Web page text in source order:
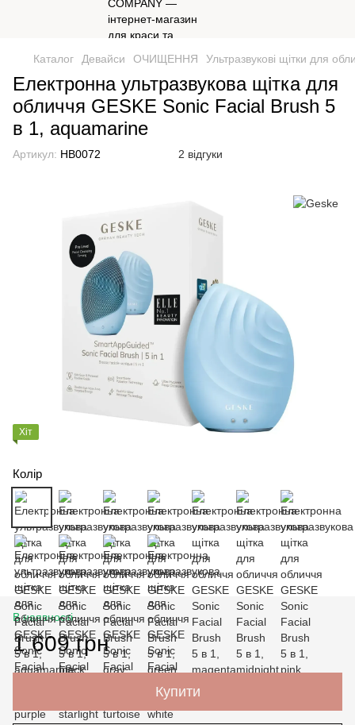
Каталог Девайси ОЧИЩЕННЯ Ультразвукові щітки для
Електронна ультразвукова щітка для
обличчя GESKE Sonic Facial Brush 5
в 1, aquamarine
Артикул: HB0072 2 відгуки
Хіт
Колір
В наявності
1 609 грн
Купити